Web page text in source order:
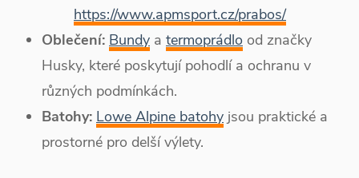
https://www.apmsport.cz/prabos/
Oblečení: Bundy a termoprádlo od značky
Husky, které poskytují pohodlí a ochranu v
různých podmínkách.
Batohy: Lowe Alpine batohy jsou praktické a
prostorné pro delší výlety.